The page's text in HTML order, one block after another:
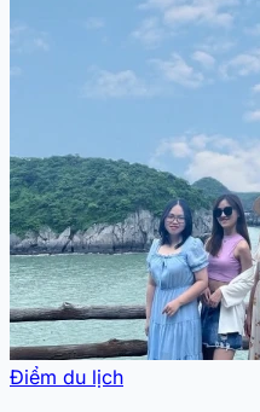
Điểm du lịch